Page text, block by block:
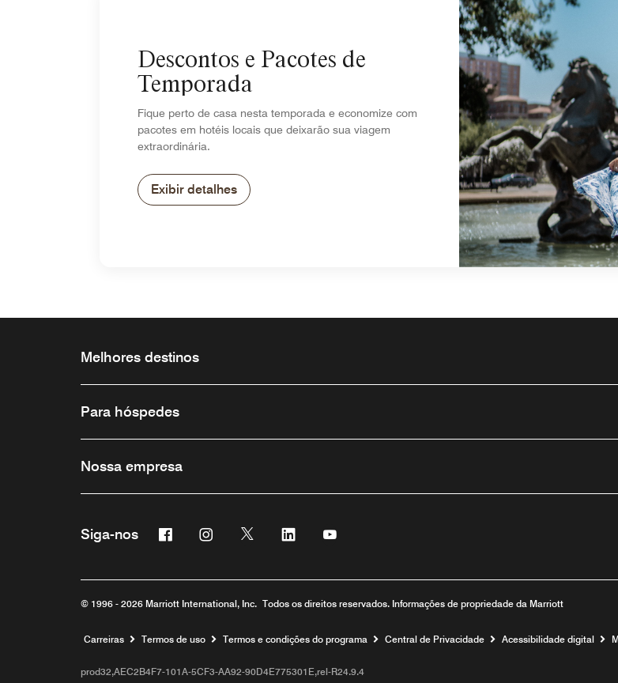
Descontos e Pacotes de
Temporada
Fique perto de casa nesta temporada e economize com
pacotes em hotéis locais que deixarão sua viagem
extraordinária.
Exibir detalhes
Melhores destinos
Para hóspedes
Nossa empresa
Siga-nos FacebookInstagramTwitter Linkedin
© 1996 - 2026 Marriott International, Inc. Todos os direitos reservados. Informações de propriedade da Marriott
Carreiras Termos de uso Termos e condições do programa Central de Privacidade Acessibilidade digital
prod32,AEC2B4F7-101A-5CF3-AA92-90D4E775301E,rel-R24.9.4